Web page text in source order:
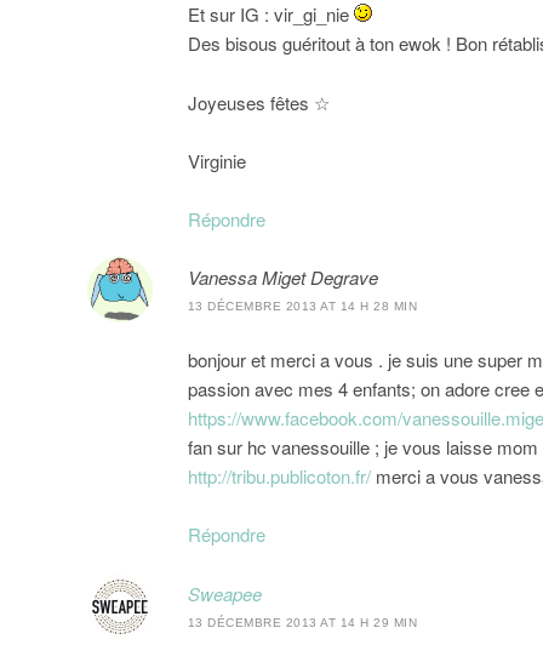
Et sur IG : vir_gi_nie
Des bisous guéritout à ton ewok ! Bon
Joyeuses fêtes ☆
Virginie
Répondre
Vanessa Miget Degrave
13 DÉCEMBRE 2013 AT 14 H 28 MIN
bonjour et merci a vous . je suis une super
passion avec mes 4 enfants; on adore cree
https://www.facebook.com/
fan sur hc vanessouille ; je vous laisse
http://tribu.publicoton.fr/merci a vous
Répondre
Sweapee
13 DÉCEMBRE 2013 AT 14 H 29 MIN